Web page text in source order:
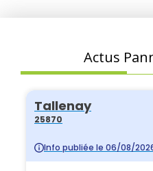
Actus